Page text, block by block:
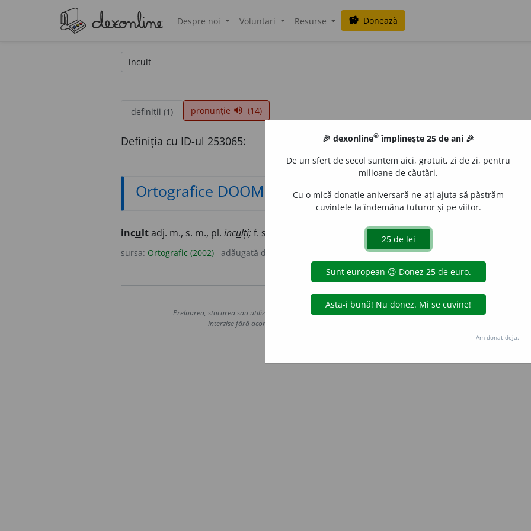
Despre noi Voluntari Resurse savings Donează
definiții (1) pronunție volume_up (14)
Definiția cu ID-ul 253065:
Ortografice DOOM
incultadj. m., s. m., pl. inculți;f. sg.
sursa: Ortografic (2002) adăugată de
Copyright © 2004-2026 dexonline (https://dexonline.ro)
Preluarea, stocarea sau utilizarea datelor de pe acest site, inclusiv prin orice metode de extragere automată
interzise fără acordul nostru prealabil scris, cu excepția seturilor de date oferite oficial spre utilizare
Hosterion
🎉 dexonline® împlinește 25 de ani 🎉
De un sfert de secol suntem aici, gratuit, zi de zi, pentru
milioane de căutări.
Cu o mică donație aniversară ne-ați ajuta să păstrăm
cuvintele la îndemâna tuturor și pe viitor.
Am donat deja.